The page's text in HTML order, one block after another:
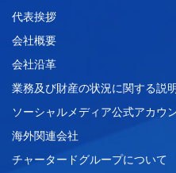
代表挨拶
会社概要
会社沿革
業務及び財産の状況に関する説
ソーシャルメディア公式アカウ
海外関連会社
チャータードグループについて